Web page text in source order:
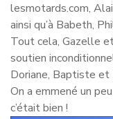
lesmotards.com,
ainsi qu’à Babeth,
Tout cela, Gazelle
soutien
Doriane, Baptiste et
On a emmené un
c’était bien !